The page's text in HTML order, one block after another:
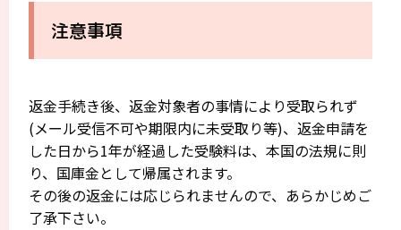
注意事項
返金手続き後、返金対象者の事情により受取られず
(メール受信不可や期限内に未受取り等)、返金申請を
した日から1年が経過した受験料は、本国の法規に則
り、国庫金として帰属されます。
その後の返金には応じられませんので、あらかじめご
了承下さい。